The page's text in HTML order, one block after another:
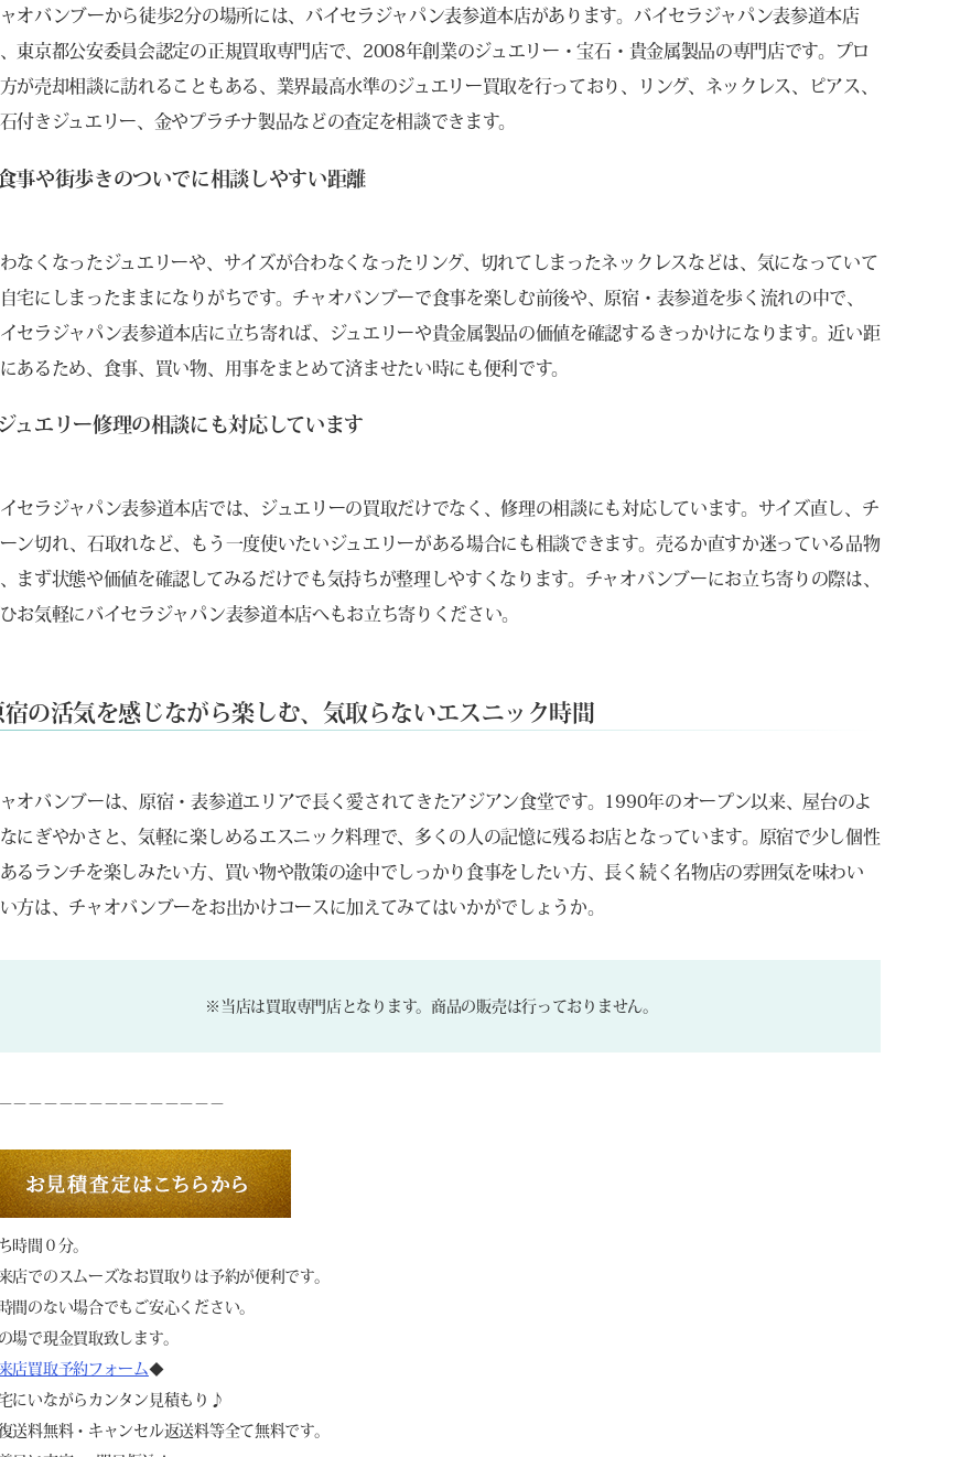
オバンブーから徒歩2分の場所には、バイセラジャパン表参道本店があります。バイセラジャパン表参道本店
東京都公安委員会認定の正規買取専門店で、2008年創業のジュエリー・宝石・貴金属製品の専門店です。プロ
が売却相談に訪れることもある、業界最高水準のジュエリー買取を行っており、リング、ネックレス、ピアス、
付きジュエリー、金やプラチナ製品などの査定を相談できます。
事や街歩きのついでに相談しやすい距離
なくなったジュエリーや、サイズが合わなくなったリング、切れてしまったネックレスなどは、気になっていて
宅にしまったままになりがちです。チャオバンブーで食事を楽しむ前後や、原宿・表参道を歩く流れの中で、
セラジャパン表参道本店に立ち寄れば、ジュエリーや貴金属製品の価値を確認するきっかけになります。近い距
あるため、食事、買い物、用事をまとめて済ませたい時にも便利です。
ュエリー修理の相談にも対応しています
セラジャパン表参道本店では、ジュエリーの買取だけでなく、修理の相談にも対応しています。サイズ直し、チ
ーン切れ、石取れなど、もう一度使いたいジュエリーがある場合にも相談できます。売るか直すか迷っている品物
まず状態や価値を確認してみるだけでも気持ちが整理しやすくなります。チャオバンブーにお立ち寄りの際は、
お気軽にバイセラジャパン表参道本店へもお立ち寄りください。
宿の活気を感じながら楽しむ、気取らないエスニック時間
オバンブーは、原宿・表参道エリアで長く愛されてきたアジアン食堂です。1990年のオープン以来、屋台のよ
なにぎやかさと、気軽に楽しめるエスニック料理で、多くの人の記憶に残るお店となっています。原宿で少し個性
るランチを楽しみたい方、買い物や散策の途中でしっかり食事をしたい方、長く続く名物店の雰囲気を味わい
方は、チャオバンブーをお出かけコースに加えてみてはいかがでしょうか。
※当店は買取専門店となります。商品の販売は行っておりません。
－－－－－－－－－－－－－－
時間０分。
店でのスムーズなお買取りは予約が便利です。
間のない場合でもご安心ください。
場で現金買取致します。
店買取予約フォーム◆
にいながらカンタン見積もり♪
送料無料・キャンセル返送料等全て無料です。